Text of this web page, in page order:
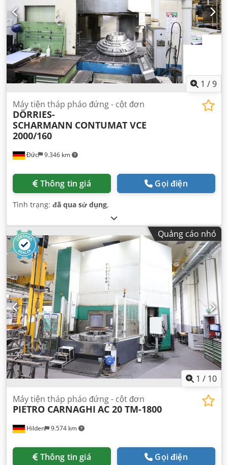
1 /9
Đức 9.346 km
Máy tiện tháp pháo đứng - cột đơn
DÖRRIES-
SCHARMANN CONTUMAT VCE
2000/160
Thông tin giá Gọi điện
Tình trạng: đã qua sử dụng,
Quảng cáo nhỏ
1 / 10
Hilden 9.574 km
Máy tiện tháp pháo đứng - cột đơn
PIETRO CARNAGHI AC 20 TM-1800
Thông tin giá Gọi điện